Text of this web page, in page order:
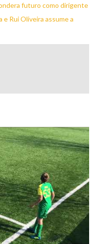
futuro como dirigente
Rui Oliveira assume a